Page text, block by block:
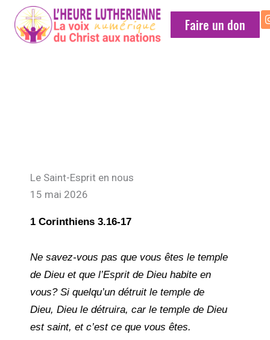
Faire un don
Le Saint-Esprit en nous
15 mai 2026
1 Corinthiens 3.16-17
Ne savez-vous pas que vous êtes le temple
de Dieu et que l’Esprit de Dieu habite en
vous? Si quelqu’un détruit le temple de
Dieu, Dieu le détruira, car le temple de Dieu
est saint, et c’est ce que vous êtes.